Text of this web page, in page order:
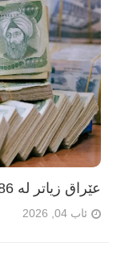
عێراق زیاتر لە 186 تریلیۆن دینار قەرزدارە
ئاب 04, 2026